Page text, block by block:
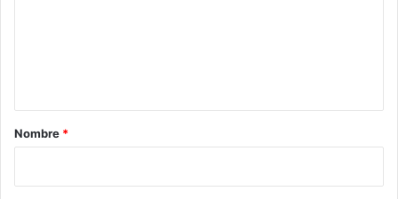
rNombre *